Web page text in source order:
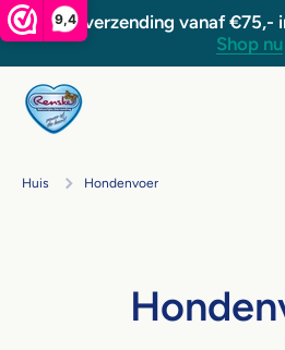
9,4
Doorgaan naar artikel
Gratis verzending vanaf €75,-
Shop nu
Huis Hondenvoer